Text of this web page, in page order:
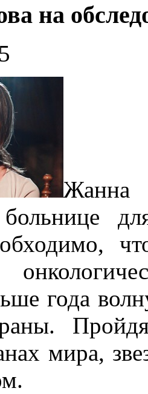
на
Жанна
года
мира,